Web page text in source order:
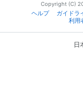
Copyright (C)
ヘルプ
ガイドラ
利用
日